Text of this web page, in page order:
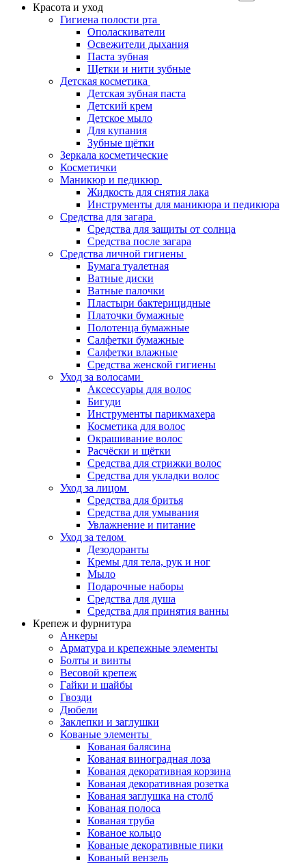
Красота и уход
Гигиена полости рта
Ополаскиватели
Освежители дыхания
Паста зубная
Щетки и нити зубные
Детская косметика
Детская зубная паста
Детский крем
Детское мыло
Для купания
Зубные щётки
Зеркала косметические
Косметички
Маникюр и педикюр
Жидкость для снятия лака
Инструменты для маникюра и педикюра
Средства для загара
Средства для защиты от солнца
Средства после загара
Средства личной гигиены
Бумага туалетная
Ватные диски
Ватные палочки
Пластыри бактерицидные
Платочки бумажные
Полотенца бумажные
Салфетки бумажные
Салфетки влажные
Средства женской гигиены
Уход за волосами
Аксессуары для волос
Бигуди
Инструменты парикмахера
Косметика для волос
Окрашивание волос
Расчёски и щётки
Средства для стрижки волос
Средства для укладки волос
Уход за лицом
Средства для бритья
Средства для умывания
Увлажнение и питание
Уход за телом
Дезодоранты
Кремы для тела, рук и ног
Мыло
Подарочные наборы
Средства для душа
Средства для принятия ванны
Крепеж и фурнитура
Анкеры
Арматура и крепежные элементы
Болты и винты
Весовой крепеж
Гайки и шайбы
Гвозди
Дюбели
Заклепки и заглушки
Кованые элементы
Кованая балясина
Кованая виноградная лоза
Кованая декоративная корзина
Кованая декоративная розетка
Кованая заглушка на столб
Кованая полоса
Кованая труба
Кованое кольцо
Кованые декоративные пики
Кованый вензель